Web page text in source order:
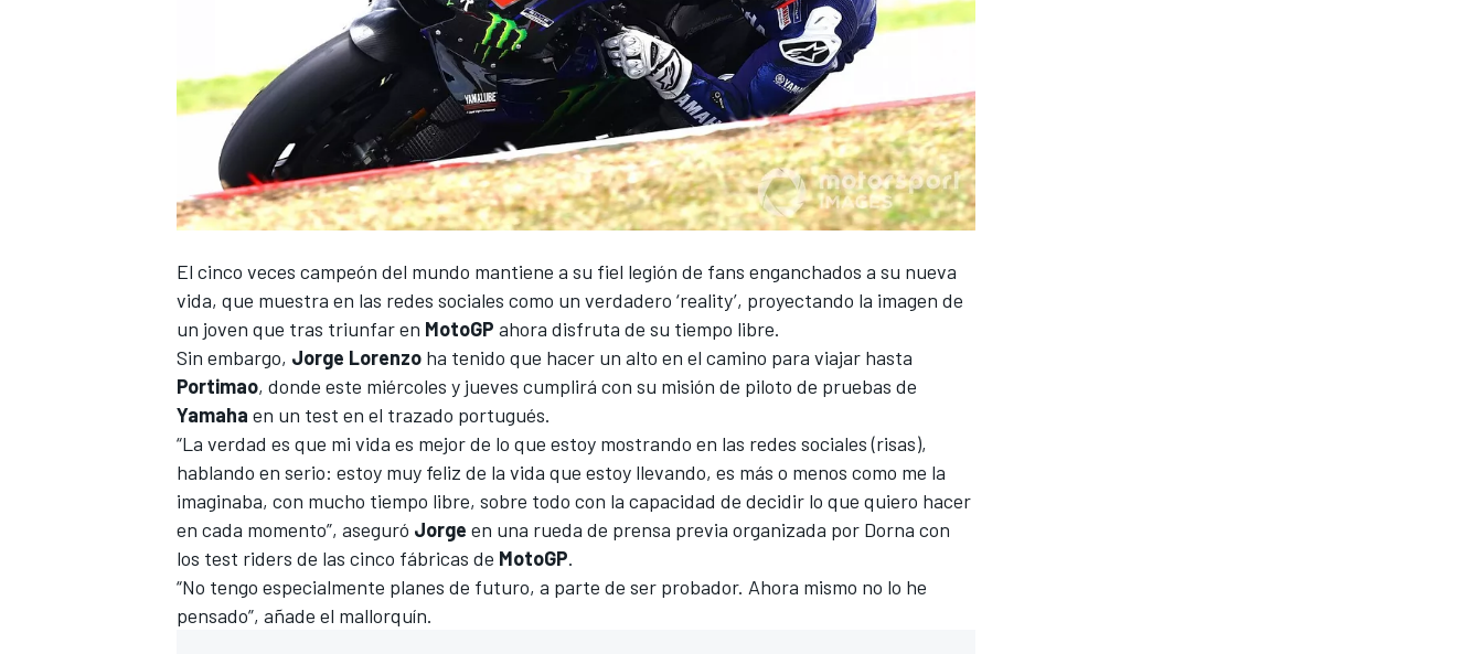
El cinco veces campeón del mundo mantiene a su fiel legión de fans enganchados a su nueva
vida, que muestra en las redes sociales como un verdadero ‘reality’, proyectando la imagen de
un joven que tras triunfar en MotoGP ahora disfruta de su tiempo libre.
Sin embargo, Jorge Lorenzo ha tenido que hacer un alto en el camino para viajar hasta
Portimao, donde este miércoles y jueves cumplirá con su misión de piloto de pruebas de
Yamaha en un test en el trazado portugués.
“La verdad es que mi vida es mejor de lo que estoy mostrando en las redes sociales (risas),
hablando en serio: estoy muy feliz de la vida que estoy llevando, es más o menos como me la
imaginaba, con mucho tiempo libre, sobre todo con la capacidad de decidir lo que quiero hacer
en cada momento”, aseguró Jorge en una rueda de prensa previa organizada por Dorna con
los test riders de las cinco fábricas de MotoGP.
“No tengo especialmente planes de futuro, a parte de ser probador. Ahora mismo no lo he
pensado”, añade el mallorquín.